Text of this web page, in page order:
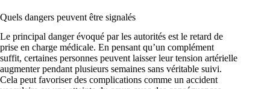
Quels dangers peuvent être signalés
Le principal danger évoqué par les autorités est le retard de
prise en charge médicale. En pensant qu’un complément
suffit, certaines personnes peuvent laisser leur tension artérielle
augmenter pendant plusieurs semaines sans véritable suivi.
Cela peut favoriser des complications comme un accident